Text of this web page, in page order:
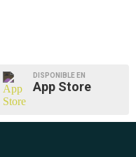
DISPONIBLE EN
App Store